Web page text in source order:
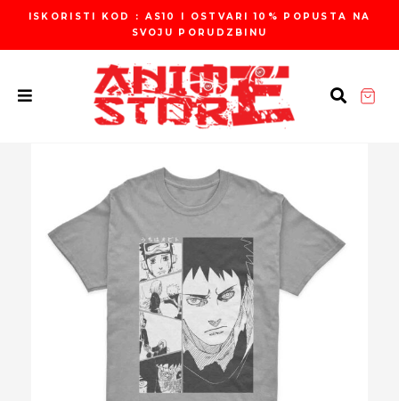
садржај
ISKORISTI KOD : AS10 I OSTVARI 10% POPUSTA NA
SVOJU PORUDZBINU